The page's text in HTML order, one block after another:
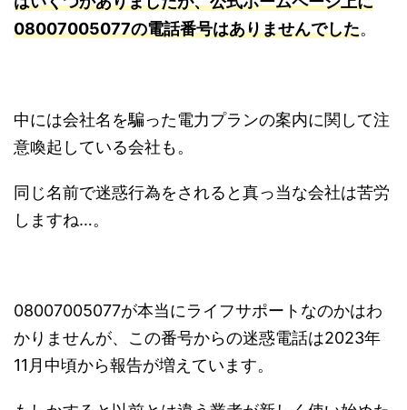
08007005077の電話番号はありませんでした。
中には会社名を騙った電力プランの案内に関して注
意喚起している会社も。
同じ名前で迷惑行為をされると真っ当な会社は苦労
しますね…。
08007005077が本当にライフサポートなのかはわ
かりませんが、この番号からの迷惑電話は2023年
11月中頃から報告が増えています。